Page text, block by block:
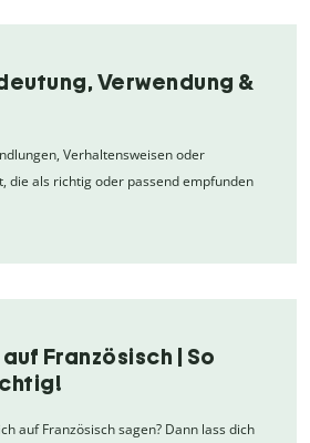
Verwendung &
Verhaltensweisen oder
die als richtig oder passend empfunden
Französisch | So
auf Französisch sagen? Dann lass dich